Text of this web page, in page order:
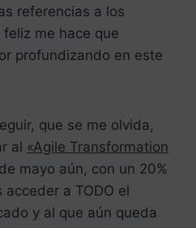
referencias a los
feliz me hace que
profundizando en este
que se me olvida,
al «Agile Transformation
mayo aún, con un 20%
a TODO el
y al que aún queda